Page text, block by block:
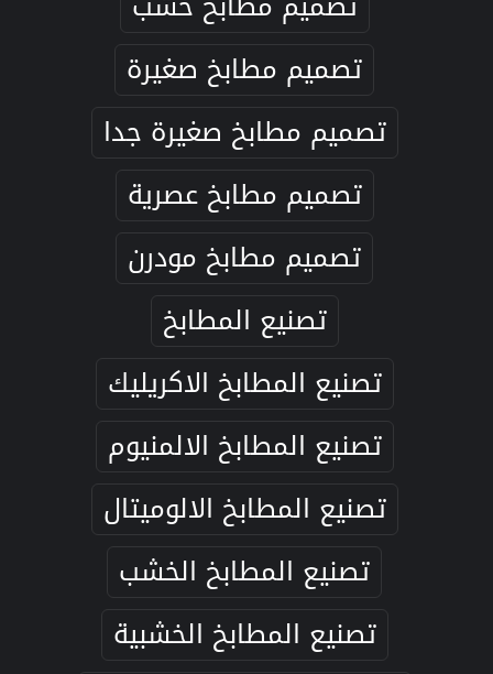
تصميم مطابخ صغيرة
تصميم مطابخ صغيرة جدا
تصميم مطابخ عصرية
تصميم مطابخ مودرن
تصنيع المطابخ
تصنيع المطابخ الاكريليك
تصنيع المطابخ الالمنيوم
تصنيع المطابخ الالوميتال
تصنيع المطابخ الخشب
تصنيع المطابخ الخشبية